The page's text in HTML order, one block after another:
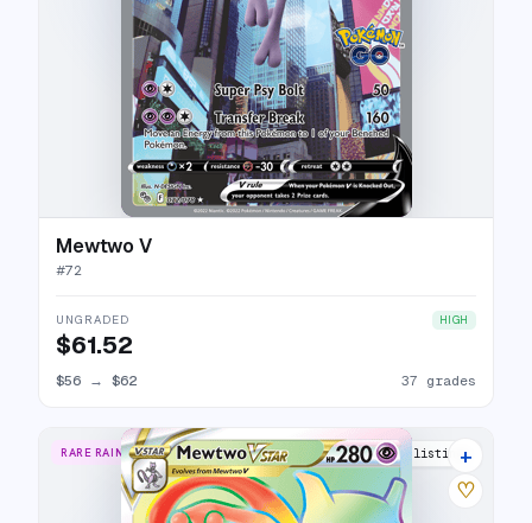
Mewtwo V
#72
UNGRADED HIGH
$61.52
$56 → $62 37 grades
RARE RAINBOW 33 listings
+
♡